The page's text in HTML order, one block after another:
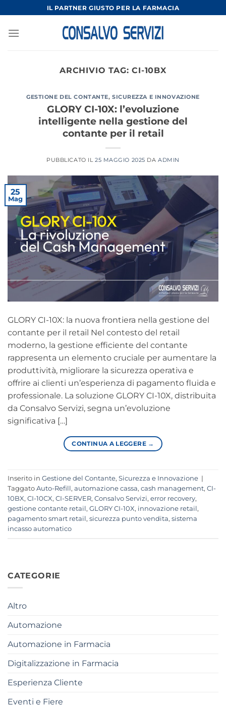
ai
contenuti
IL PARTNER GIUSTO PER LA FARMACIA
ARCHIVIO TAG:CI-10BX
GESTIONE DEL CONTANTE, SICUREZZA E INNOVAZIONE
GLORY CI-10X: l’evoluzione
intelligente nella gestione del
contante per il retail
PUBBLICATO IL 25 MAGGIO 2025 DAADMIN
25
Mag
GLORY CI-10X: la nuova frontiera nella gestione del
contante per il retail Nel contesto del retail
moderno, la gestione efficiente del contante
rappresenta un elemento cruciale per aumentare la
produttività, migliorare la sicurezza operativa e
offrire ai clienti un’esperienza di pagamento fluida e
professionale. La soluzione GLORY CI-10X, distribuita
da Consalvo Servizi, segna un’evoluzione
significativa […]
CONTINUA A LEGGERE →
Inserito in Gestione del Contante, Sicurezza e Innovazione |
Taggato Auto-Refill , automazione cassa, cash management, CI-
10BX, CI-10CX, CI-SERVER, Consalvo Servizi, error recovery,
gestione contante retail , GLORY CI-10X, innovazione retail ,
pagamento smart retail , sicurezza punto vendita, sistema
incasso automatico
CATEGORIE
Altro
Automazione
Automazione in Farmacia
Digitalizzazione in Farmacia
Esperienza Cliente
Eventi e Fiere